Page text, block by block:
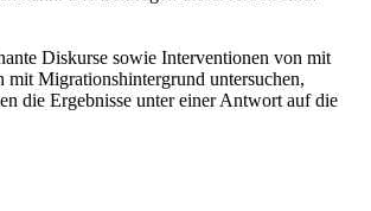
Diskurse sowie Interventionen von mit
mit Migrationshintergrund untersuchen,
die Ergebnisse unter einer Antwort auf die